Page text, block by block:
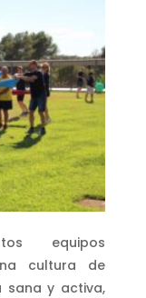
equipos
cultura de
sana y activa,